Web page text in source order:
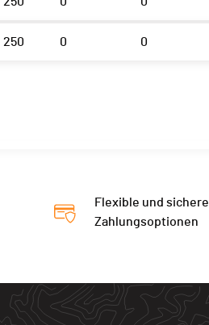
250 0 0
Flexible und sichere
Zahlungsoptionen